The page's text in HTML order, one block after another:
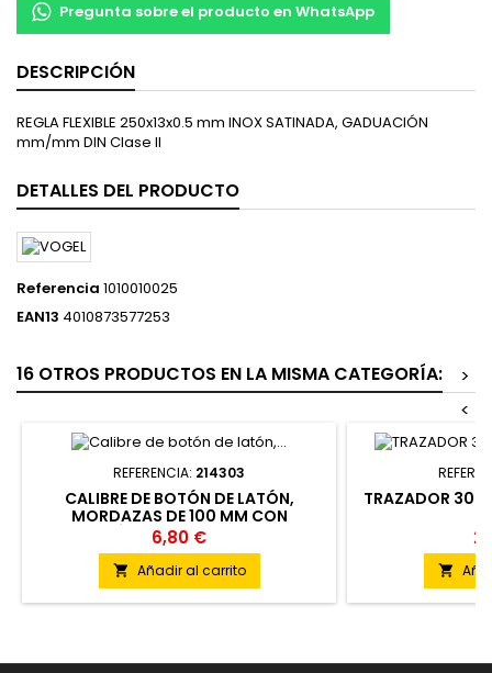
Pregunta sobre el producto en WhatsApp
DESCRIPCIÓN
REGLA FLEXIBLE 250x13x0.5 mm INOX SATINADA, GADUACIÓN
mm/mm DIN Clase II
DETALLES DEL PRODUCTO
Referencia 1010010025
EAN13 4010873577253
16 OTROS PRODUCTOS EN LA MISMA CATEGORÍA:
>
<
REFERENCIA: 214303
CALIBRE DE BOTÓN DE LATÓN,
MORDAZAS DE 100 MM CON
MEDICIÓN INTERIOR, ESCALA EN
MM/PULGADAS, VERNIER, LÁMINA
6,80 €
 Añadir al carrito
TRAZADOR 300
